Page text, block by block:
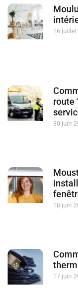
16 juillet
route
30 juin
18 juin
17 juin